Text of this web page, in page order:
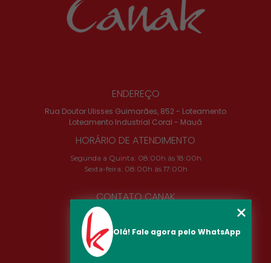
ENDEREÇO
Rua Doutor Ulisses Guimarães, 852 - Loteamento
Loteamento Industrial Coral - Mauá
HORÁRIO DE ATENDIMENTO
Segunda a Quinta: 08:00h ás 18:00h
Sexta-feira: 08:00h às 17:00h
CONTATO CANAK
camila@canak.com.br
SIGA-NOS!
Olá! Fale agora pelo WhatsApp